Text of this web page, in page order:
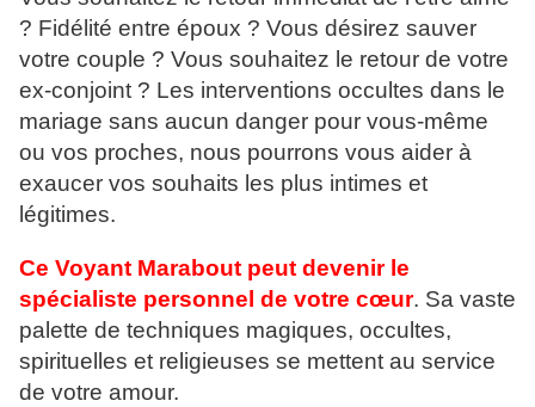
? Fidélité entre époux ? Vous désirez sauver
votre couple ? Vous souhaitez le retour de votre
ex-conjoint ? Les interventions occultes dans le
mariage sans aucun danger pour vous-même
ou vos proches, nous pourrons vous aider à
exaucer vos souhaits les plus intimes et
légitimes.
Ce Voyant Marabout peut devenir le
spécialiste personnel de votre cœur. Sa vaste
palette de techniques magiques, occultes,
spirituelles et religieuses se mettent au service
de votre amour.